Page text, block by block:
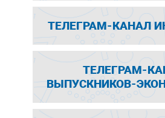
ТЕЛЕГРАМ-КАНАЛ
ТЕЛЕГРАМ-
ВЫПУСКНИКОВ-